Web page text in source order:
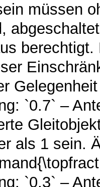
müssen
`0.7` –
als 1 sein.
`0.3` –